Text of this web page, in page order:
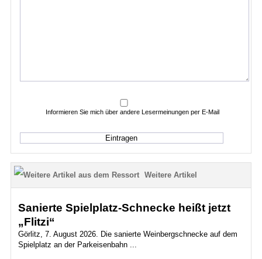
Informieren Sie mich über andere Lesermeinungen per E-Mail
Weitere Artikel
Sanierte Spielplatz-Schnecke heißt jetzt
„Flitzi“
Görlitz, 7. August 2026. Die sanierte Weinbergschnecke auf dem
Spielplatz an der Parkeisenbahn ...